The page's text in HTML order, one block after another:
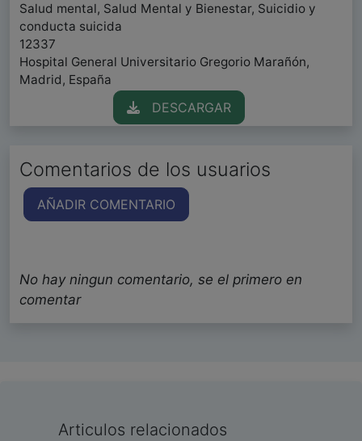
Salud mental, Salud Mental y Bienestar, Suicidio y
conducta suicida
12337
Hospital General Universitario Gregorio Marañón,
Madrid, España
DESCARGAR
Comentarios de los usuarios
AÑADIR COMENTARIO
No hay ningun comentario, se el primero en
comentar
Articulos relacionados